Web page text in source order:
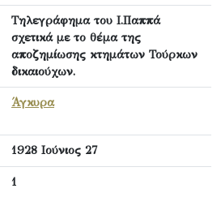
Τηλεγράφημα του Ι.Παππά
σχετικά με το θέμα της
αποζημίωσης κτημάτων Τούρκων
δικαιούχων.
Άγκυρα
1928 Ιούνιος 27
1